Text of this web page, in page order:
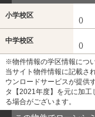
小学校区
()
中学校区
()
※物件情報の学区情報につ
当サイト物件情報に記載さ
ウンロードサービスが提供
タ【2021年度】を元に加工
る場合がございます。